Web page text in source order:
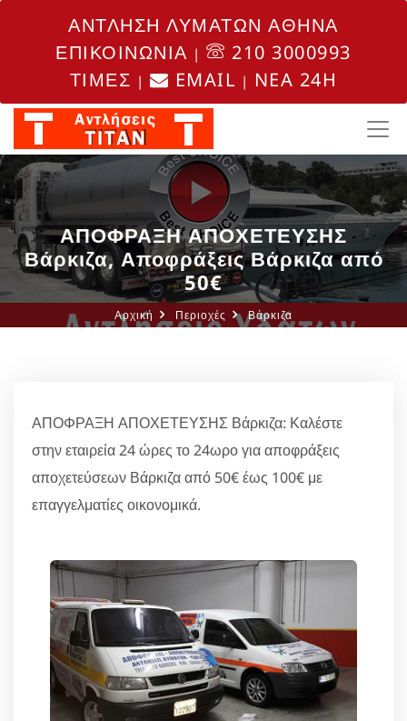
ΑΝΤΛΗΣΗ ΛΥΜΑΤΩΝ ΑΘΗΝΑ
ΕΠΙΚΟΙΝΩΝΙΑ |
210 3000993
ΤΙΜΕΣ | EMAIL | NEA 24H
ΑΠΟΦΡΑΞΗ ΑΠΟΧΕΤΕΥΣΗΣ
Βάρκιζα, Αποφράξεις Βάρκιζα από
50€
Αρχική Περιοχές Βάρκιζα
ΑΠΟΦΡΑΞΗ ΑΠΟΧΕΤΕΥΣΗΣ Βάρκιζα: Καλέστε
στην εταιρεία 24 ώρες το 24ωρο για αποφράξεις
αποχετεύσεων Βάρκιζα από 50€ έως 100€ με
επαγγελματίες οικονομικά.